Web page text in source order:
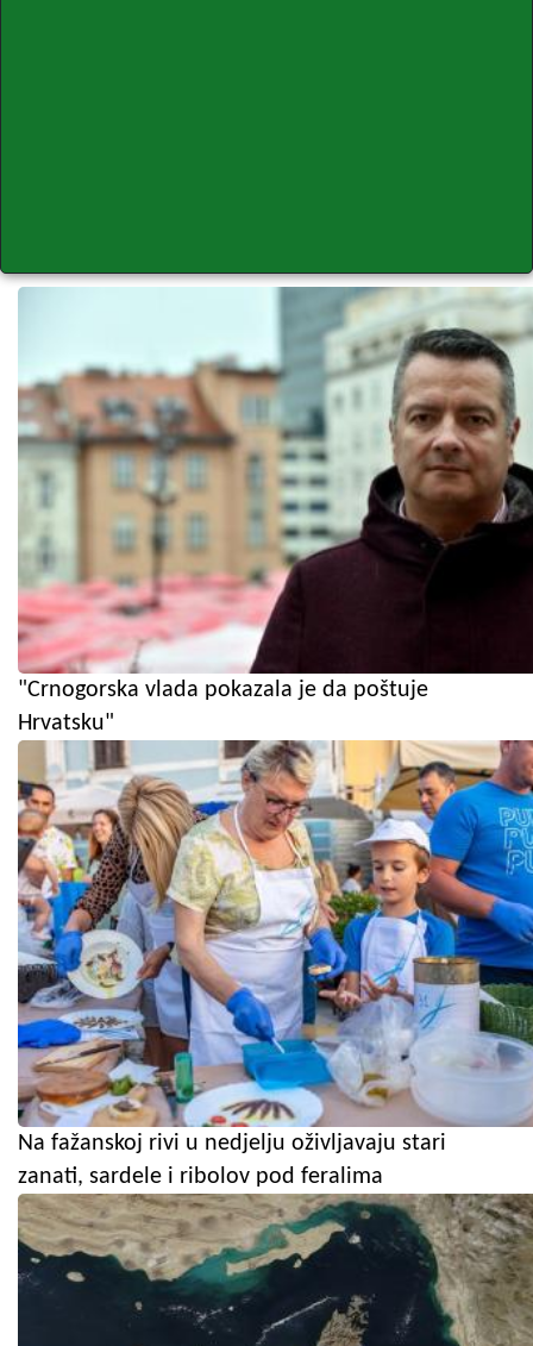
"Crnogorska vlada pokazala je da poštuje
Hrvatsku"
Na fažanskoj rivi u nedjelju oživljavaju stari
zanati, sardele i ribolov pod feralima